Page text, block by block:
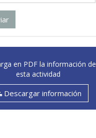
en PDF la información de
esta actividad
Descargar información